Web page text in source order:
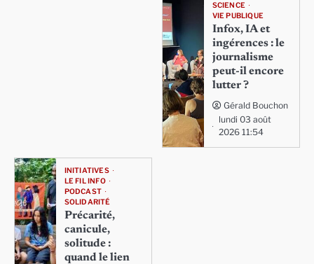
SCIENCE
VIE PUBLIQUE
Infox, IA et
ingérences : le
journalisme
peut-il encore
lutter ?
Gérald Bouchon
lundi 03 août
2026 11:54
INITIATIVES
LE FIL INFO
PODCAST
SOLIDARITÉ
Précarité,
canicule,
solitude :
quand le lien